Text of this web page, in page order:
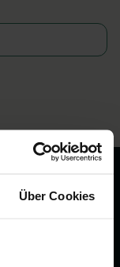
Über Cookies
rund
&